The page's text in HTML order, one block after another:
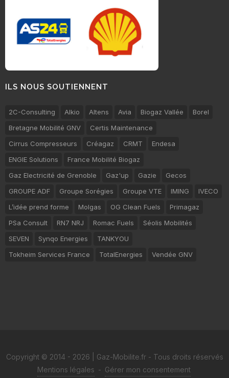
ILS NOUS SOUTIENNENT
2C-Consulting Alkio Altens Avia Biogaz Vallée
Borel
Bretagne Mobilité GNV
Certis Maintenance
Cirrus Compresseurs
Créagaz CRMT
Endesa
ENGIE Solutions
France Mobilité Biogaz
Gaz Electricité de Grenoble
Gaz'up Gazie
Gecos
GROUPE ADF
Groupe Sorégies Groupe VTE IMING
IVECO
L’idée prend forme
Molgas OG Clean Fuels
Primagaz
PSa Consult
RN7 NRJ Romac Fuels
Séolis Mobilités
SEVEN
Synqo Energies
TANKYOU
Tokheim Services France
TotalEnergies Vendée GNV
Copyright © 2014 - 2026 | Gaz-Mobilite.fr - Tous droits réservés
Mentions légales - Gérer mon consentement